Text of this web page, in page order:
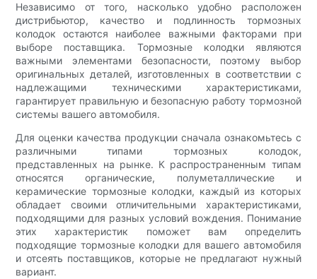
Независимо от того, насколько удобно расположен
дистрибьютор, качество и подлинность тормозных
колодок остаются наиболее важными факторами при
выборе поставщика. Тормозные колодки являются
важными элементами безопасности, поэтому выбор
оригинальных деталей, изготовленных в соответствии с
надлежащими техническими характеристиками,
гарантирует правильную и безопасную работу тормозной
системы вашего автомобиля.
Для оценки качества продукции сначала ознакомьтесь с
различными типами тормозных колодок,
представленных на рынке. К распространенным типам
относятся органические, полуметаллические и
керамические тормозные колодки, каждый из которых
обладает своими отличительными характеристиками,
подходящими для разных условий вождения. Понимание
этих характеристик поможет вам определить
подходящие тормозные колодки для вашего автомобиля
и отсеять поставщиков, которые не предлагают нужный
вариант.